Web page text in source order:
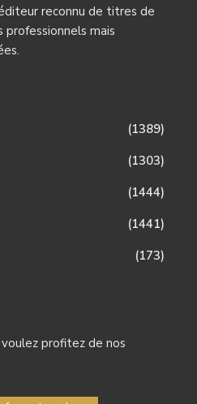
reconnu de titres de
mais
(1389)
(1303)
(1444)
(1441)
(173)
profitez de nos